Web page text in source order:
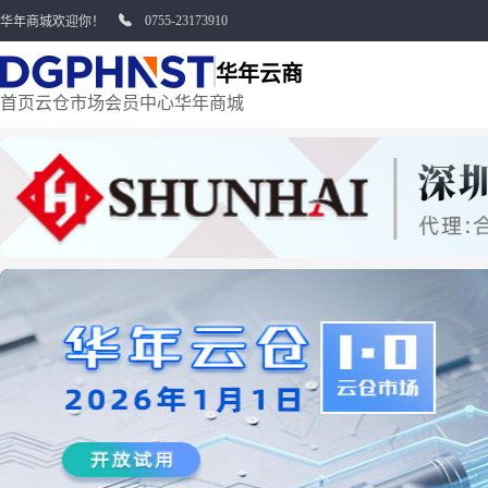
华年商城欢迎你！ 0755-23173910
华年云商
首页云仓市场会员中心华年商城